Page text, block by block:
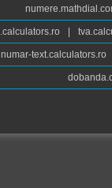
numar-text.calculators.ro